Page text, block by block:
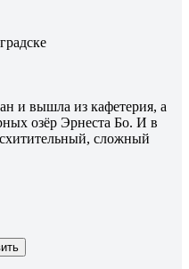
и вышла из кафетерия, а
озёр Эрнеста Бо. И в
сложный